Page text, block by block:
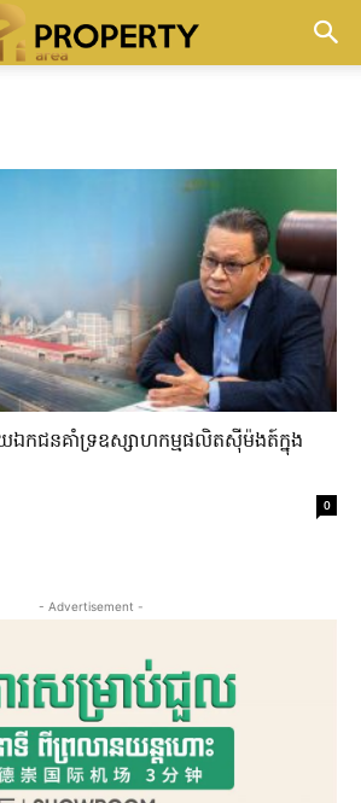
យ​ឯក​ជន​គាំទ្រ​ឧស្សាហកម្ម​ផលិត​ស៊ីម៉ងត៍​ក្នុង​
0
- Advertisement -